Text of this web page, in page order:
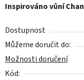
Inspirováno vůní
Dostupnost
Můžeme doručit do:
Možnosti doručení
Kód: